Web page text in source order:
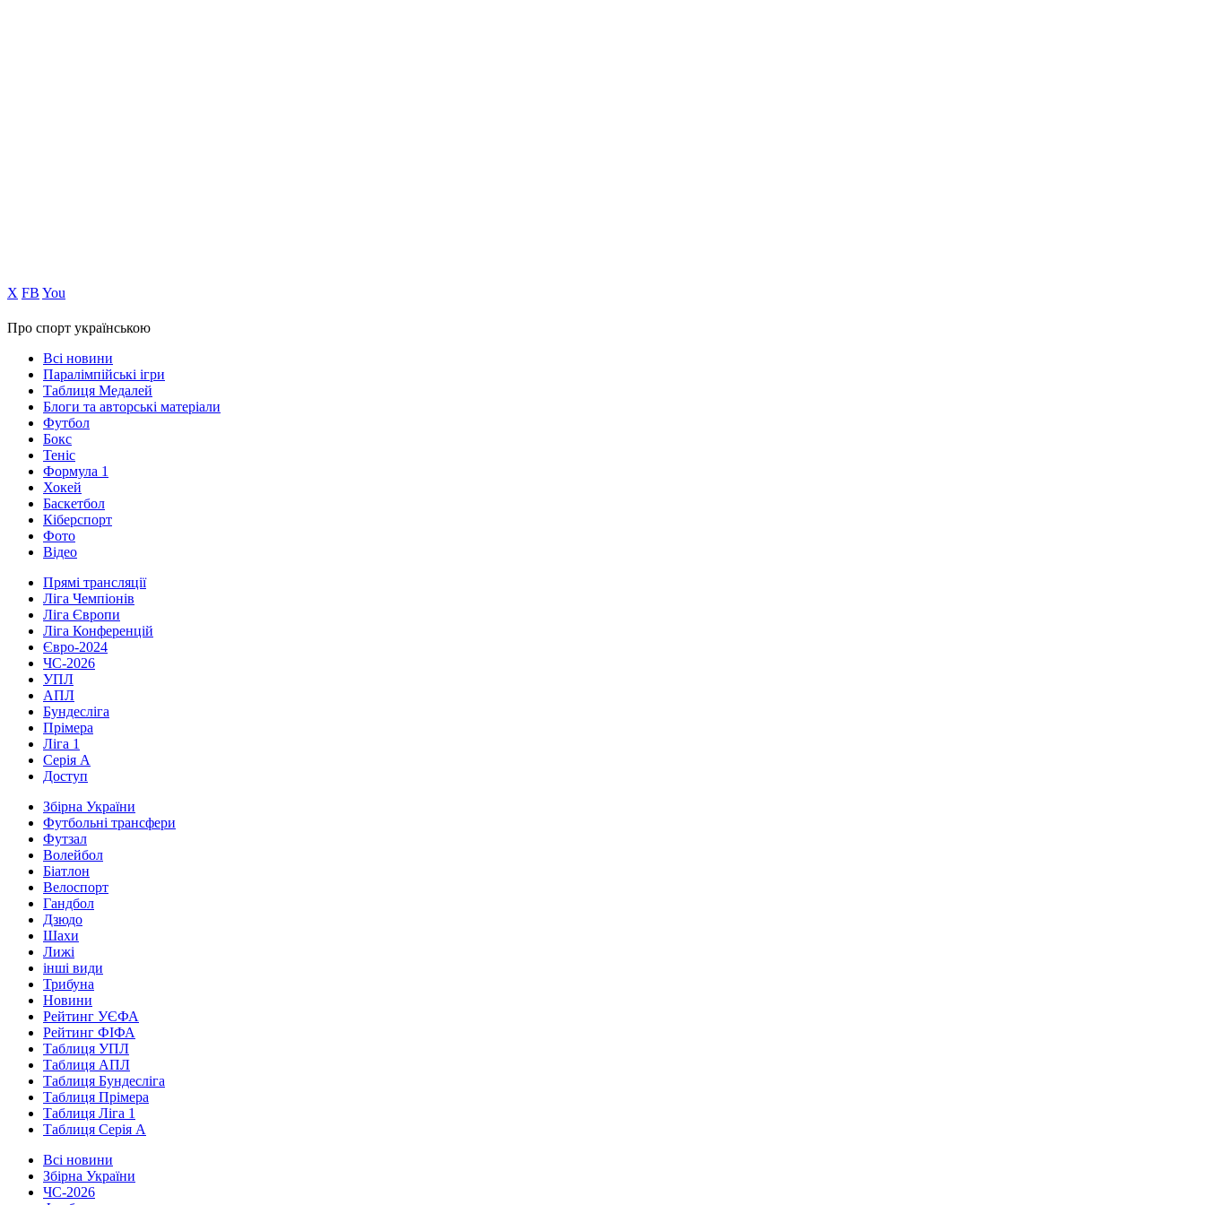
Х FB You
Про спорт українською
Всі новини
Паралімпійські ігри
Таблиця Медалей
Блоги та авторські матеріали
Футбол
Бокс
Теніс
Формула 1
Хокей
Баскетбол
Кіберспорт
Фото
Відео
Прямі трансляції
Ліга Чемпіонів
Ліга Європи
Ліга Конференцій
Євро-2024
ЧС-2026
УПЛ
АПЛ
Бундесліга
Прімера
Ліга 1
Серія А
Доступ
Збірна України
Футбольні трансфери
Футзал
Волейбол
Біатлон
Велоспорт
Гандбол
Дзюдо
Шахи
Лижі
інші види
Трибуна
Новини
Рейтинг УЄФА
Рейтинг ФІФА
Таблиця УПЛ
Таблиця АПЛ
Таблиця Бундесліга
Таблиця Прімера
Таблиця Ліга 1
Таблиця Серія А
Всі новини
Збірна України
ЧС-2026